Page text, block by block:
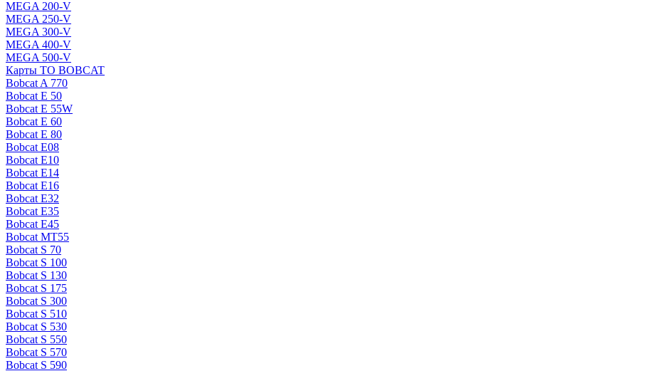
MEGA 200-V
MEGA 250-V
MEGA 300-V
MEGA 400-V
MEGA 500-V
Карты ТО BOBCAT
Bobcat A 770
Bobcat E 50
Bobcat E 55W
Bobcat E 60
Bobcat E 80
Bobcat E08
Bobcat E10
Bobcat E14
Bobcat E16
Bobcat E32
Bobcat E35
Bobcat E45
Bobcat MT55
Bobcat S 70
Bobcat S 100
Bobcat S 130
Bobcat S 175
Bobcat S 300
Bobcat S 510
Bobcat S 530
Bobcat S 550
Bobcat S 570
Bobcat S 590